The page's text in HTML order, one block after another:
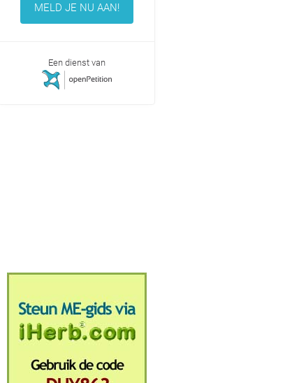
MELD JE NU AAN!
Een dienst van